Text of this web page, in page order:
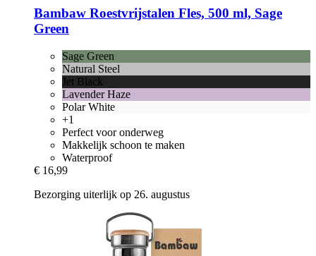
Bambaw Roestvrijstalen Fles, 500 ml, Sage
Green
Sage Green
Natural Steel
Jet Black
Lavender Haze
Polar White
+1
Perfect voor onderweg
Makkelijk schoon te maken
Waterproof
€ 16,99
Bezorging uiterlijk op 26. augustus